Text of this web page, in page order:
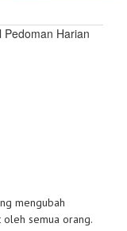
Harian
mengubah
semua orang.